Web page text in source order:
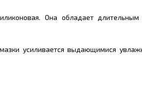
Она обладает
усиливается выдающимися